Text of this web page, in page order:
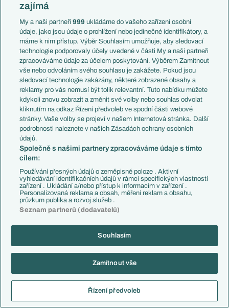
EXPRES ZPRÁVY
07.08. Wijndal z Ajaxu má střeleckou formu
06.08. Polidara těší gól hlavou
06.08. Jablonec si doma poradil s RFS
Poločas: Jablonec - RFS
06.08. Sestavy: Jablonec - RFS
06.08. Jablonec ve 3. předkole KL přivítá RFS
zajímá
My a naši partneři999 ukládáme do vašeho zařízení osobní
údaje, jako jsou údaje o prohlížení nebo jedinečné identifikátory, a
máme k nim přístup. Výběr Souhlasím umožňuje, aby sledovací
technologie podporovaly účely uvedené v části My a naši partneři
zpracováváme údaje za účelem poskytování. Výběrem Zamítnout
vše nebo odvoláním svého souhlasu je zakážete. Pokud jsou
sledovací technologie zakázány, některé zobrazené obsahy a
reklamy pro vás nemusí být tolik relevantní. Tuto nabídku můžete
kdykoli znovu zobrazit a změnit své volby nebo souhlas odvolat
kliknutím na odkaz Řízení předvoleb ve spodní části webové
stránky. Vaše volby se projeví v našem Internetová stránka. Další
podrobnosti naleznete v našich Zásadách ochrany osobních
údajů.
Společně s našimi partnery zpracováváme údaje s tímto
cílem:
Používání přesných údajů o zeměpisné poloze . Aktivní
vyhledávání identifikačních údajů v rámci specifických vlastností
zařízení . Ukládání a/nebo přístup k informacím v zařízení .
Personalizovaná reklama a obsah, měření reklam a obsahu,
průzkum publika a rozvoj služeb .
Seznam partnerů (dodavatelů)
Souhlasím
Zamítnout vše
Řízení předvoleb